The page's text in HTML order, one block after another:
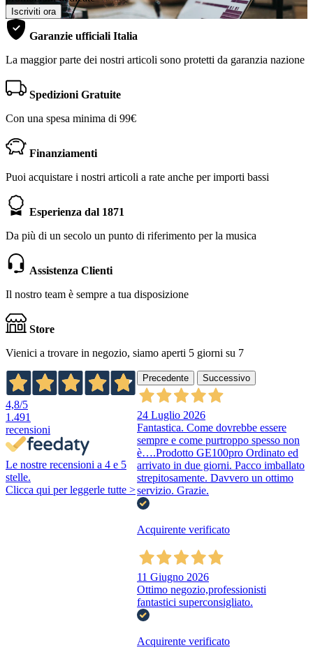
Iscriviti ora
Garanzie ufficiali Italia
La maggior parte dei nostri articoli sono protetti da garanzia nazione
Spedizioni Gratuite
Con una spesa minima di 99€
Finanziamenti
Puoi acquistare i nostri articoli a rate anche per importi bassi
Esperienza dal 1871
Da più di un secolo un punto di riferimento per la musica
Assistenza Clienti
Il nostro team è sempre a tua disposizione
Store
Vienici a trovare in negozio, siamo aperti 5 giorni su 7
4,8/5
1.491
recensioni
Le nostre recensioni a 4 e 5
stelle.
Clicca qui per leggerle tutte >
Precedente Successivo
24 Luglio 2026
Fantastica. Come dovrebbe essere
sempre e come purtroppo spesso non
è….Prodotto GE100pro Ordinato ed
arrivato in due giorni. Pacco imballato
strepitosamente. Davvero un ottimo
servizio. Grazie.
Acquirente verificato
11 Giugno 2026
Ottimo negozio,professionisti
fantastici superconsigliato.
Acquirente verificato